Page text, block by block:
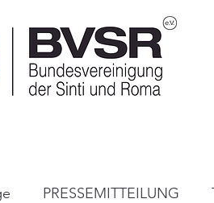
PRESSEMITTEILUNG